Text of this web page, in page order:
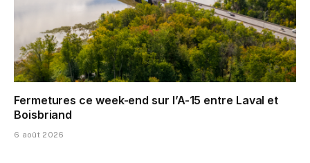
Fermetures ce week-end sur l’A-15 entre Laval et
Boisbriand
6 août 2026